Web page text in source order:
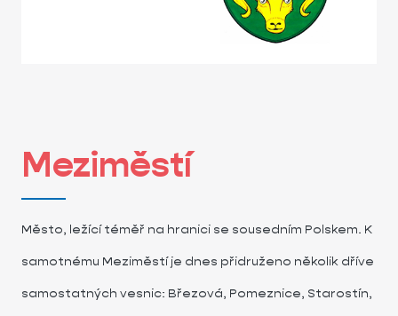
Meziměstí
Město, ležící téměř na hranici se sousedním Polskem. K
samotnému Meziměstí je dnes přidruženo několik dříve
samostatných vesnic: Březová, Pomeznice, Starostín,